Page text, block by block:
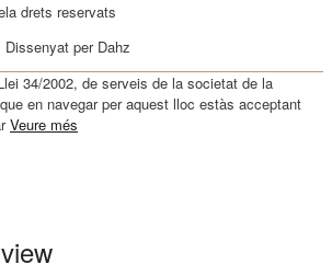
drets reservats
per Dahz
34/2002, de serveis de la societat de la
en navegar per aquest lloc estàs acceptant
Veure més